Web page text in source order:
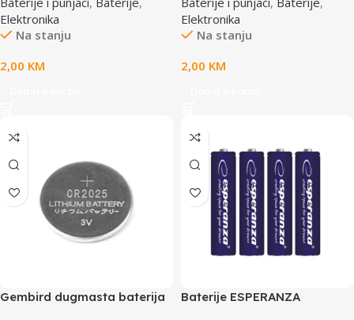
BA-CR2016-01
Elektronika
Na stanju
2,00 KM
Elektronika
Na stanju
2,00 KM
Gembird dugmasta baterija
Baterije ESPERANZA